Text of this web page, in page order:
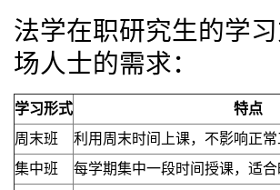
法学在职研究生的学
场人士的需求：
学习形式
特点
周末班
利用周末时间上课，不影响正
集中班
每学期集中一段时间授课，适